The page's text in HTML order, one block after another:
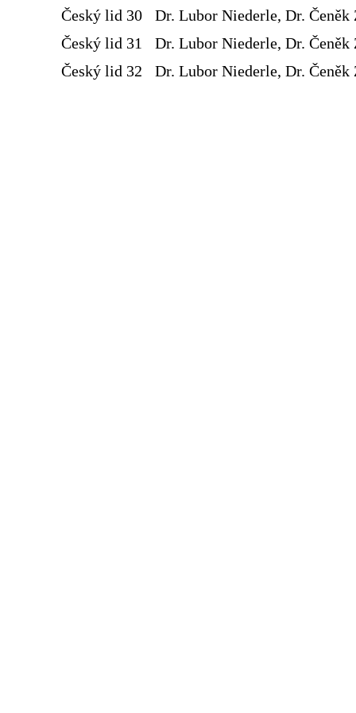
Český lid 30
Dr. Lubor Niederle, Dr. Čeněk
Český lid 31
Dr. Lubor Niederle, Dr. Čeněk
Český lid 32
Dr. Lubor Niederle, Dr. Čeněk